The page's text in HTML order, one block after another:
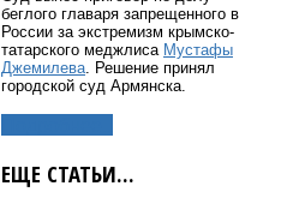
беглого главаря запрещенного в
России за экстремизм крымско-
татарского меджлиса Мустафы
Джемилева . Решение принял
городской суд Армянска.
ЕЩЕ СТАТЬИ...